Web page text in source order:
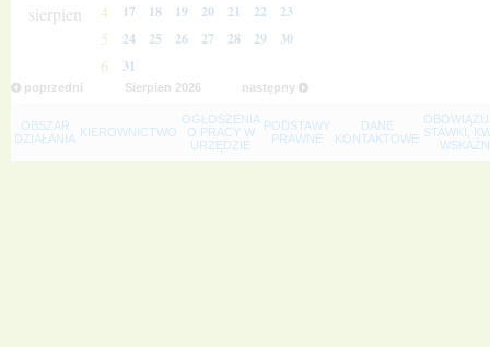
sierpien 4 17 18 19 20 21 22 23
5 24 25 26 27 28 29 30
6 31
poprzedni następny
Sierpien 2026
OBSZAR
DZIAŁANIA KIEROWNICTWO
OGŁOSZENIA
O PRACY W
URZĘDZIE
PODSTAWY
PRAWNE
DANE
KONTAKTOWE STAWKI,